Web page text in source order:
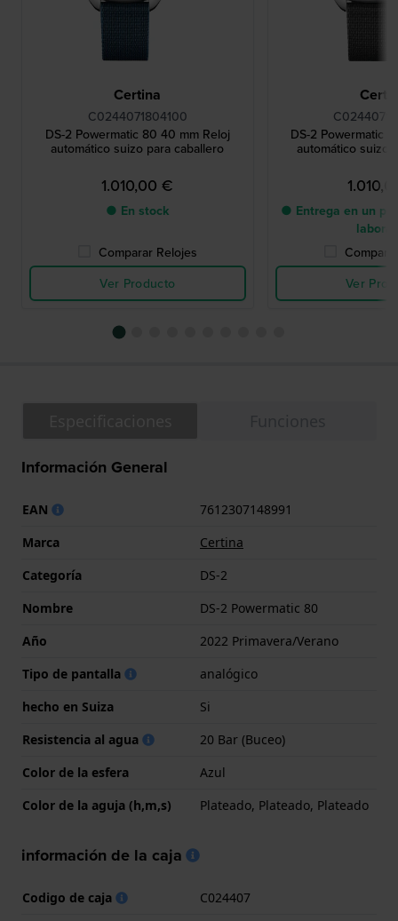
Certina
C0244071804100
DS-2 Powermatic 80 40 mm Reloj
automático suizo para caballero
1.010,00 €
● En stock
Comparar Relojes
Ver Producto
DS-2 Powermatic
automático suizo
● Entrega en un
Ver
Información General
EAN
7612307148991
Marca
Certina
Categoría
DS-2
Nombre
DS-2 Powermatic 80
Año
2022 Primavera/Verano
Tipo de pantalla
analógico
hecho en Suiza
Si
Resistencia al agua
20 Bar (Buceo)
Color de la esfera
Azul
Color de la aguja (h,m,s)
Plateado, Plateado, Plateado
información de la caja
Codigo de caja
C024407